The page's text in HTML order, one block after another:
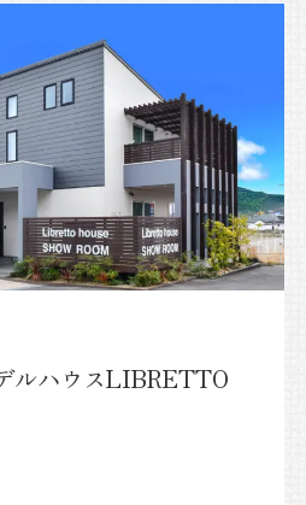
ルハウスLIBRETTO